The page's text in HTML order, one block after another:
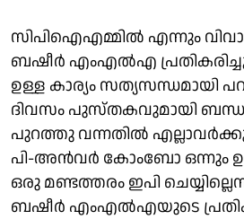
സിപിഐഎമ്മില്‍ എന്നും
ബഷീര്‍ എംഎല്‍എ
ഉള്ള കാര്യം സത്യസന്ധമായി
ദിവസം പുസ്തകവുമായി
പുറത്തു വന്നതില്‍
പി-അന്‍വര്‍ കോംബോ ഒന്നും
ഒരു മണ്ടത്തരം ഇപി
ബഷീര്‍ എംഎല്‍എയുടെ